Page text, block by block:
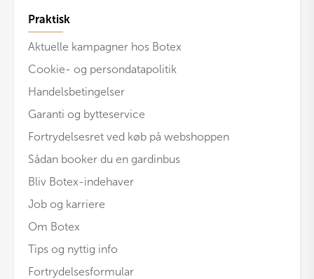
Praktisk
Aktuelle kampagner hos Botex
Cookie- og persondatapolitik
Handelsbetingelser
Garanti og bytteservice
Fortrydelsesret ved køb på webshoppen
Sådan booker du en gardinbus
Bliv Botex-indehaver
Job og karriere
Om Botex
Tips og nyttig info
Fortrydelsesformular